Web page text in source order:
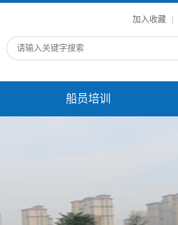
加入收藏
船员培训